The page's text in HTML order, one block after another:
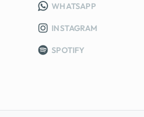
WHATSAPPINFO
INSTAGRAM
SPOTIFY